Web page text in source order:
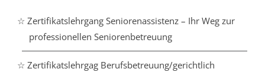
☆ Zertifikatslehrgang Seniorenassistenz – Ihr Weg zur
professionellen Seniorenbetreuung
☆ Zertifikatslehrgag Berufsbetreuung/gerichtlich